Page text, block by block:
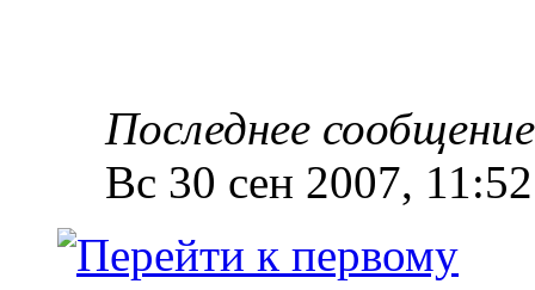
Последнее
Вс 30 сен 2007, 11:52